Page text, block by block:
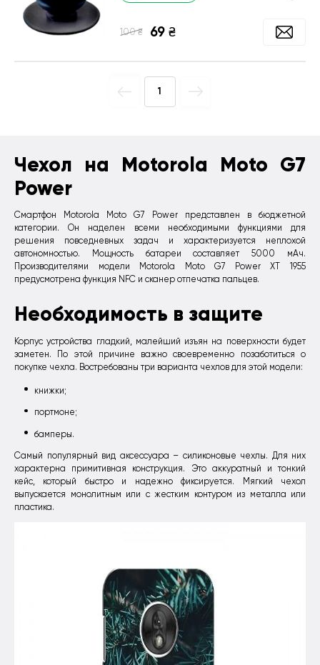
Чехол на Motorola Moto G7
Power
Смартфон Motorola Moto G7 Power представлен в бюджетной
категории. Он наделен всеми необходимыми функциями для
решения повседневных задач и характеризуется неплохой
автономностью. Мощность батареи составляет 5000 мАч.
Производителями модели Motorola Moto G7 Power XT 1955
предусмотрена функция NFC и сканер отпечатка пальцев.
Необходимость в защите
Корпус устройства гладкий, малейший изъян на поверхности будет
заметен. По этой причине важно своевременно позаботиться о
покупке чехла. Востребованы три варианта чехлов для этой модели:
книжки;
портмоне;
бамперы.
Самый популярный вид аксессуара – силиконовые чехлы. Для них
характерна примитивная конструкция. Это аккуратный и тонкий
кейс, который быстро и надежно фиксируется. Мягкий чехол
выпускается монолитным или с жестким контуром из металла или
пластика.
100 ₴ 69 ₴
1